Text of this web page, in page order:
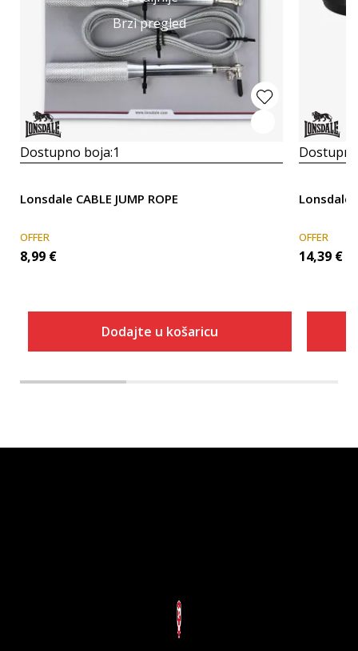
Brzi pregled
Dostupno boja:1
Lonsdale CABLE JUMP ROPE
OFFER
8,99 €
Dodajte u košaricu
Lonsdale
OFFER
14,39 €